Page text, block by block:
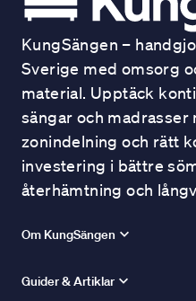
KungSängen –
Sverige med omsorg
material. Upptäck
sängar och
zonindelning och rätt
investering i bättre
återhämtning och
Om KungSängen
Guider & Artiklar